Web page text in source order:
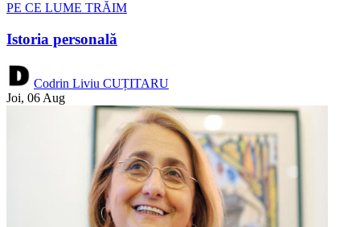
PE CE LUME TRĂIM
Istoria personală
Codrin Liviu CUȚITARU
Joi, 06 Aug